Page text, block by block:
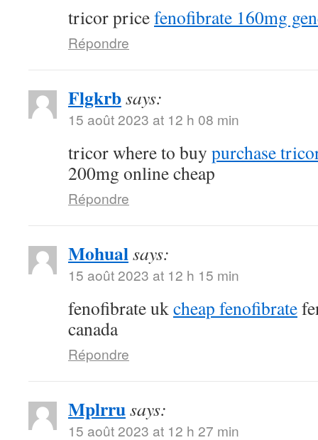
tricor pricefenofibrate 160mg
Répondre
Flgkrbsays:
15 août 2023 at 12 h 08 min
tricor where to buy purchase
200mg online cheap
Répondre
Mohualsays:
15 août 2023 at 12 h 15 min
fenofibrate ukcheap fenofibrate
canada
Répondre
Mplrrusays:
15 août 2023 at 12 h 27 min